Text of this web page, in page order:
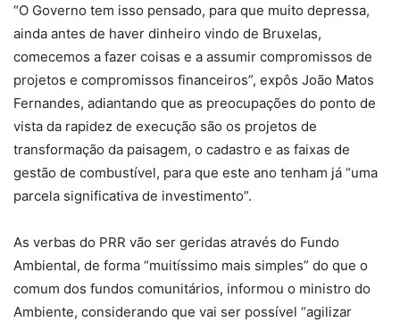
“O Governo tem isso pensado, para que muito depressa,
ainda antes de haver dinheiro vindo de Bruxelas,
comecemos a fazer coisas e a assumir compromissos de
projetos e compromissos financeiros”, expôs João Matos
Fernandes, adiantando que as preocupações do ponto de
vista da rapidez de execução são os projetos de
transformação da paisagem, o cadastro e as faixas de
gestão de combustível, para que este ano tenham já “uma
parcela significativa de investimento”.
As verbas do PRR vão ser geridas através do Fundo
Ambiental, de forma “muitíssimo mais simples” do que o
comum dos fundos comunitários, informou o ministro do
Ambiente, considerando que vai ser possível “agilizar